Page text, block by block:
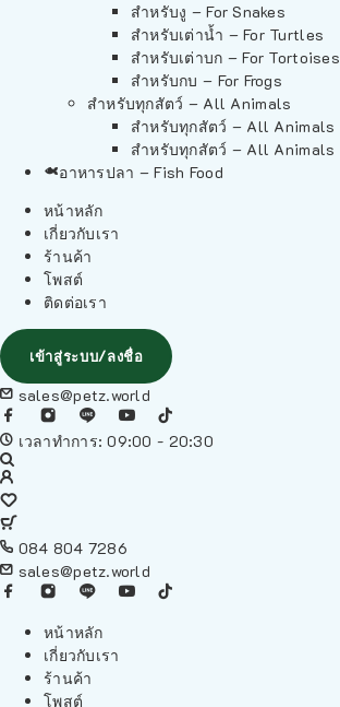
สำหรับงู – For Snakes
สำหรับเต่าน้ำ – For Turtles
สำหรับเต่าบก – For Tortoises
สำหรับกบ – For Frogs
สำหรับทุกสัตว์ – All Animals
สำหรับทุกสัตว์ – All Animals
สำหรับทุกสัตว์ – All Animals
อาหารปลา – Fish Food
หน้าหลัก
เกี่ยวกับเรา
ร้านค้า
โพสต์
ติดต่อเรา
เข้าสู่ระบบ/ลงชื่อ
sales@petz.world
เวลาทำการ: 09:00 - 20:30
084 804 7286
sales@petz.world
หน้าหลัก
เกี่ยวกับเรา
ร้านค้า
โพสต์